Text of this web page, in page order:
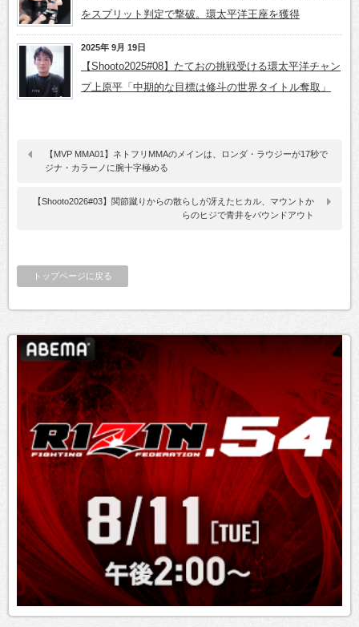
をスプリット判定で撃破。環太平洋王座を獲得
2025年 9月 19日
【Shooto2025#08】たておの挑戦受ける環太平洋チャン
プ上原平「中期的な目標は修斗の世界タイトル奪取」
【MVP MMA01】ネトフリMMAのメインは、ロンダ・ラウジーが17秒で
ジナ・カラーノに腕十字極める
【Shooto2026#03】関節蹴りからの散らしが冴えたヒカル、マウントか
らのヒジで青井をパウンドアウト
トップページに戻る